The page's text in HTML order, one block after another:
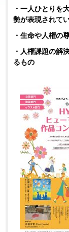
・一人ひとりを
勢が表現されて
・生命や人権の
・人権課題の解
るもの